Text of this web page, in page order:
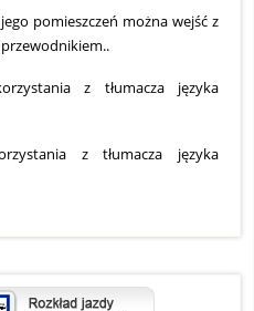
pomieszczeń można wejść z
z tłumacza języka
z tłumacza języka